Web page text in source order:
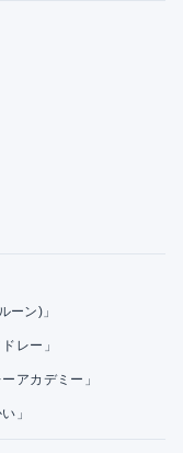
ーン)」
レー」
アカデミー」
」